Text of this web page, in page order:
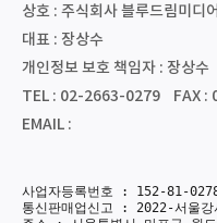
상호 : 주식회사 블루드림미디어
대표 : 장상수
개인정보 보호 책임자 : 장상수
TEL : 02-2663-0279 FAX :
EMAIL :
사업자등록번호 : 152-81-
통신판매업신고 : 2022-서울강